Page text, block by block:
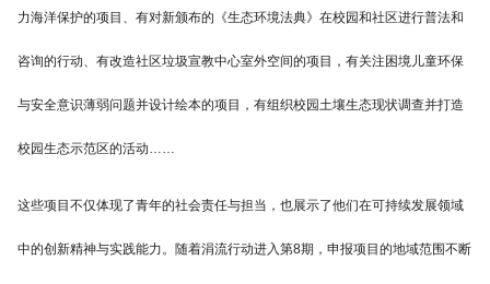
力海洋保护的项目、有对新颁布的《生态环境法典》在校园和社区进行普法和
咨询的行动、有改造社区垃圾宣教中心室外空间的项目，有关注困境儿童环保
与安全意识薄弱问题并设计绘本的项目，有组织校园土壤生态现状调查并打造
校园生态示范区的活动……
这些项目不仅体现了青年的社会责任与担当，也展示了他们在可持续发展领域
中的创新精神与实践能力。随着涓流行动进入第8期，申报项目的地域范围不断